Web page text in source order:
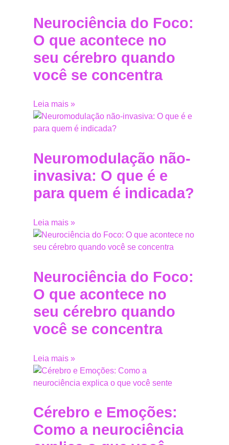
Neurociência do Foco:
O que acontece no
seu cérebro quando
você se concentra
Leia mais »
Neuromodulação não-
invasiva: O que é e
para quem é indicada?
Leia mais »
Neurociência do Foco:
O que acontece no
seu cérebro quando
você se concentra
Leia mais »
Cérebro e Emoções:
Como a neurociência